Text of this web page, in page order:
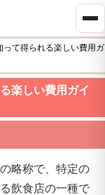
って得られる楽しい費用ガ
楽しい費用ガイ
略称で、特定の
飲食店の一種で